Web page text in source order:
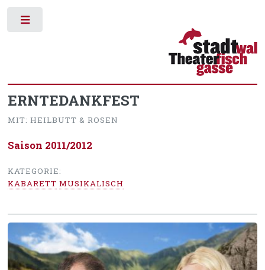
ERNTEDANKFEST
MIT: HEILBUTT & ROSEN
Saison 2011/2012
KATEGORIE:
KABARETT MUSIKALISCH